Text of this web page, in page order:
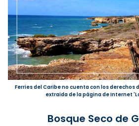
Ferries del Caribe no cuenta con los
extraida de la página de Internet
Bosque Seco de